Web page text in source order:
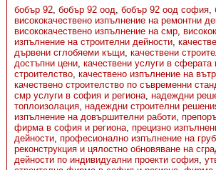
бобър 92, бобър 92 оод, бобър 92 оод софия,
висококачествено изпълнение на ремонтни
висококачествено изпълнение на смр,
изпълнение на строителни дейности,
дървени сглобяеми къщи, качествени
достъпни цени, качествени услуги в сферата
строителство, качествено изпълнение на
качествено строителство по съвременни
смр услуги в софия и региона, надеждни
топлоизолация, надеждни строителни
изпълнение на довършителни работи,
фирма в софия и региона, прецизно
дейности, професионално изпълнение на
реконструкция и цялостно обновяване на
дейности по индивидуални проекти софия,